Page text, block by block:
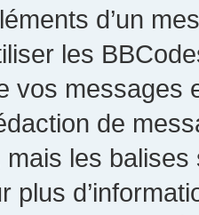
d’un
les
vos messages
de
les
plus